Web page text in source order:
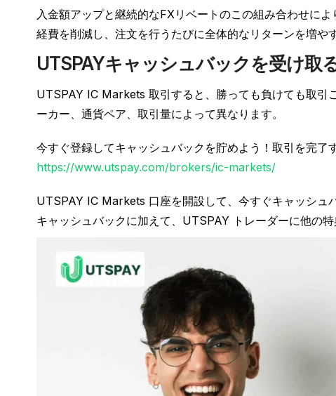
入金額アップと継続的なFXリベートのこの組み合わせに
経費を削減し、注文を行うたびに全体的なリターンを増や
UTSPAYキャッシュバックを受け取
UTSPAY IC Markets 取引すると、勝っても負けても取引
ーカー、通貨ペア、取引量によって異なります。
今すぐ登録してキャッシュバックを貯めよう！取引を完了
https://www.utspay.com/brokers/ic-markets/
UTSPAY IC Markets 口座を開設して、今すぐキャッシュ
キャッシュバックに加えて、UTSPAY トレーダーに他の特